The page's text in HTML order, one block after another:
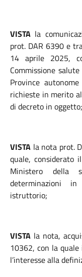
VISTA la
prot. DAR 6390 e
14 aprile 2025,
Commissione
Province
richieste in merito
di decreto in oggetto;
VISTA la nota prot.
quale, considerato
Ministero della
determinazioni
istruttorio;
VISTA la nota,
10362, con la
l’interesse alla